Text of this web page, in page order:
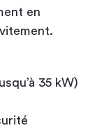
en
35 kW)